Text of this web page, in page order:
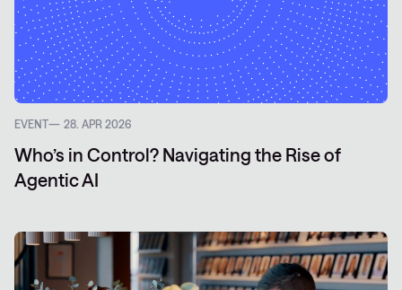
EVENT 28. APR 2026
Who’s in Control? Navigating the Rise of
Agentic AI